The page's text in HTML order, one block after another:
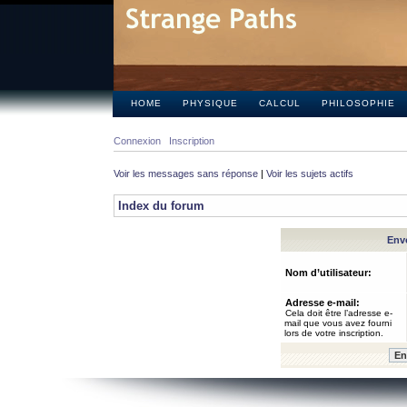
HOME PHYSIQUE CALCUL PHILOSOPHIE
Connexion Inscription
Voir les messages sans réponse | Voir les sujets actifs
Index du forum
Nom d’utilisateur:
Adresse e-mail:
Cela doit être l’adresse e-
mail que vous avez fourni
lors de votre inscription.